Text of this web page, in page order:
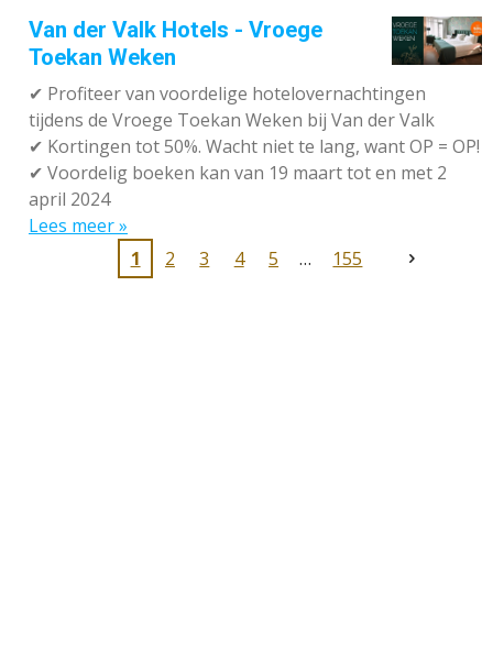
Van der Valk Hotels - Vroege
Toekan Weken
✔ Profiteer van voordelige hotelovernachtingen
tijdens de Vroege Toekan Weken bij Van der Valk
✔ Kortingen tot 50%. Wacht niet te lang, want OP = OP!
✔ Voordelig boeken kan van 19 maart tot en met 2
april 2024
Lees meer »
1
2 3 4 5 155